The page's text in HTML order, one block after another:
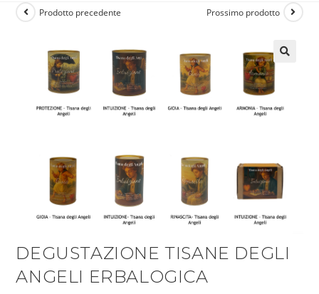
Prodotto precedente Prossimo prodotto
DEGUSTAZIONE TISANE DEGLI
ANGELI ERBALOGICA